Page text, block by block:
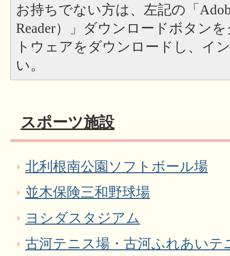
お持ちでない方は、左記の「
Reader）」ダウンロードボタン
トウェアをダウンロードし、イ
い。
スポーツ施設
北利根南公園ソフトボール場
並木保険三和野球場
ヨシダスタジアム
古河テニス場・古河ふれあいテ